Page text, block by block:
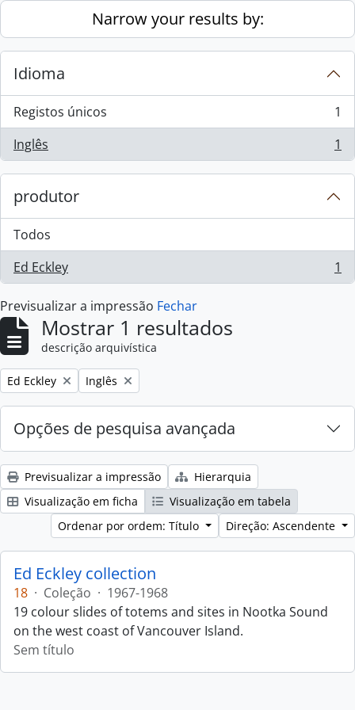
Skip to main contentNarrow your results by:
Idioma
Registos únicos
, 1 resultados
1
Inglês
, 1 resultados 1
produtor
Todos
Ed Eckley
, 1 resultados 1
Previsualizar a impressão Fechar
Mostrar 1 resultados
descrição arquivística
Remove filter:
Ed Eckley Remove filter:
Inglês
Opções de pesquisa avançada
Previsualizar a impressão
Hierarquia
Visualização em ficha
Visualização em tabela
Ordenar por ordem: Título
Direção: Ascendente
Ed Eckley collection
18 · Coleção · 1967-1968
19 colour slides of totems and sites in Nootka Sound
on the west coast of Vancouver Island.
Sem título